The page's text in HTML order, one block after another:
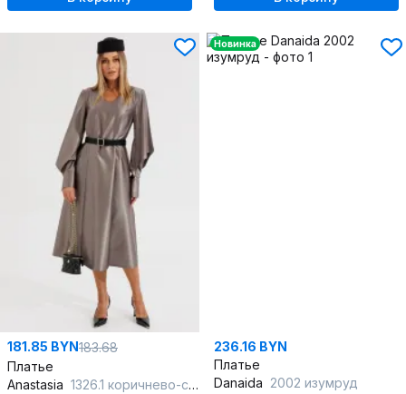
181.85 BYN183.68
Платье
Anastasia 1326.1 коричнево-серый
Новинка
236.16 BYN
Платье
Danaida 2002 изумруд